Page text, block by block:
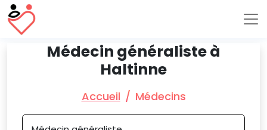
Médecin généraliste à
Haltinne
Accueil Médecins